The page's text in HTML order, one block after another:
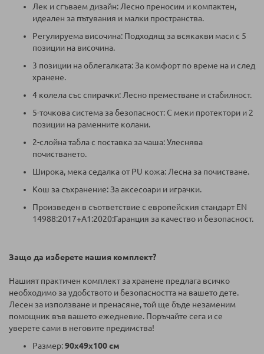
Лек и сгъваем дизайн: Лесно преносим и компактен,
идеален за пътувания и малки пространства.
Регулируема височина: Подходящ за всякакви маси с 5
позиции на височина.
3 позиции на облегалката: За комфорт по време на и след
хранене.
4 колела със спирачки: Лесно преместване и стабилност.
5-точкова система за безопасност: С меки протектори и 2
позиции на раменните колани.
2-слойна табла с поставка за чаша: Улеснява
почистването.
Широка, мека седалка от PU кожа: Лесна за почистване.
Кош за съхранение: За аксесоари и играчки.
Произведен в съответствие с европейския стандарт EN
14988:2017+A1:2020:Гаранция за качество и безопасност.
Защо да изберете нашия комплект?
Нашият практичен комплект за хранене предлага всичко
необходимо за удобството и безопасността на вашето дете.
Лесен за използване и пренасяне, той ще бъде незаменим
помощник във вашето ежедневие. Поръчайте сега и се
уверете сами в неговите предимства!
Размер:90x49x100 см